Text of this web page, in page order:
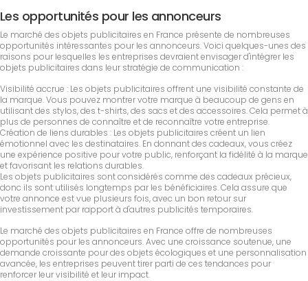
Les opportunités pour les annonceurs
Le marché des objets publicitaires en France présente de nombreuses
opportunités intéressantes pour les annonceurs. Voici quelques-unes des
raisons pour lesquelles les entreprises devraient envisager d'intégrer les
objets publicitaires dans leur stratégie de communication :
Visibilité accrue : Les objets publicitaires offrent une visibilité constante de
la marque. Vous pouvez montrer votre marque à beaucoup de gens en
utilisant des stylos, des t-shirts, des sacs et des accessoires. Cela permet à
plus de personnes de connaître et de reconnaître votre entreprise.
Création de liens durables : Les objets publicitaires créent un lien
émotionnel avec les destinataires. En donnant des cadeaux, vous créez
une expérience positive pour votre public, renforçant la fidélité à la marque
et favorisant les relations durables.
Les objets publicitaires sont considérés comme des cadeaux précieux,
donc ils sont utilisés longtemps par les bénéficiaires. Cela assure que
votre annonce est vue plusieurs fois, avec un bon retour sur
investissement par rapport à d'autres publicités temporaires.
Le marché des objets publicitaires en France offre de nombreuses
opportunités pour les annonceurs. Avec une croissance soutenue, une
demande croissante pour des objets écologiques et une personnalisation
avancée, les entreprises peuvent tirer parti de ces tendances pour
renforcer leur visibilité et leur impact.